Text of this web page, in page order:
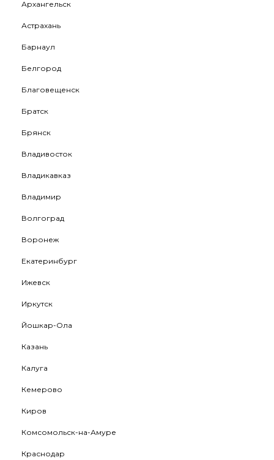
Архангельск
Астрахань
Барнаул
Белгород
Благовещенск
Братск
Брянск
Владивосток
Владикавказ
Владимир
Волгоград
Воронеж
Екатеринбург
Ижевск
Иркутск
Йошкар-Ола
Казань
Калуга
Кемерово
Киров
Комсомольск-на-Амуре
Краснодар